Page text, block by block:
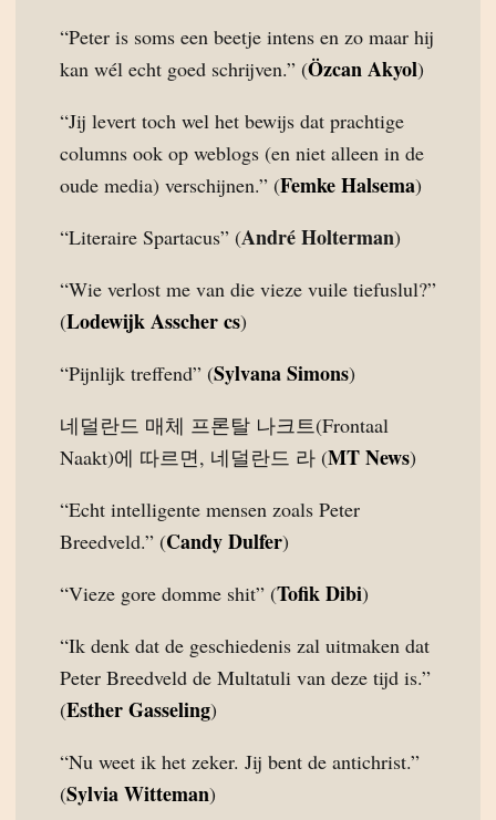
“Peter is soms een beetje intens en zo maar hij
kan wél echt goed schrijven.” (Özcan Akyol)
“Jij levert toch wel het bewijs dat prachtige
columns ook op weblogs (en niet alleen in de
oude media) verschijnen.” (Femke Halsema)
“Literaire Spartacus” (André Holterman)
“Wie verlost me van die vieze vuile tiefuslul?”
(Lodewijk Asscher cs)
“Pijnlijk treffend” (Sylvana Simons)
네덜란드 매체 프론탈 나크트(Frontaal
Naakt)에 따르면, 네덜란드 라 (MT News)
“Echt intelligente mensen zoals Peter
Breedveld.” (Candy Dulfer)
“Vieze gore domme shit” (Tofik Dibi)
“Ik denk dat de geschiedenis zal uitmaken dat
Peter Breedveld de Multatuli van deze tijd is.”
(Esther Gasseling)
“Nu weet ik het zeker. Jij bent de antichrist.”
(Sylvia Witteman)